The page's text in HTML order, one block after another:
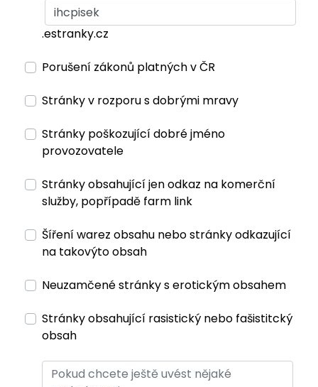
.estranky.cz
Porušení zákonů platných v ČR
Stránky v rozporu s dobrými mravy
Stránky poškozující dobré jméno
provozovatele
Stránky obsahující jen odkaz na komerční
služby, popřípadě farm link
Šíření warez obsahu nebo stránky odkazující
na takovýto obsah
Neuzamčené stránky s erotickým obsahem
Stránky obsahující rasistický nebo fašistitcký
obsah